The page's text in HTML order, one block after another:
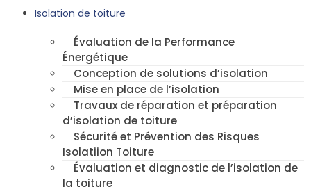
Isolation de toiture
Évaluation de la Performance
Énergétique
Conception de solutions d’isolation
Mise en place de l’isolation
Travaux de réparation et préparation
d’isolation de toiture
Sécurité et Prévention des Risques
Isolatiion Toiture
Évaluation et diagnostic de l’isolation de
la toiture